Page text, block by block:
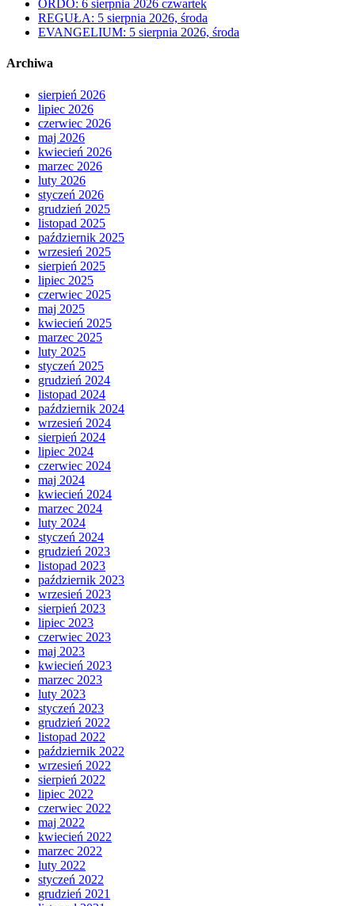
ORDO: 6 sierpnia 2026 czwartek
REGUŁA: 5 sierpnia 2026, środa
EVANGELIUM: 5 sierpnia 2026, środa
Archiwa
sierpień 2026
lipiec 2026
czerwiec 2026
maj 2026
kwiecień 2026
marzec 2026
luty 2026
styczeń 2026
grudzień 2025
listopad 2025
październik 2025
wrzesień 2025
sierpień 2025
lipiec 2025
czerwiec 2025
maj 2025
kwiecień 2025
marzec 2025
luty 2025
styczeń 2025
grudzień 2024
listopad 2024
październik 2024
wrzesień 2024
sierpień 2024
lipiec 2024
czerwiec 2024
maj 2024
kwiecień 2024
marzec 2024
luty 2024
styczeń 2024
grudzień 2023
listopad 2023
październik 2023
wrzesień 2023
sierpień 2023
lipiec 2023
czerwiec 2023
maj 2023
kwiecień 2023
marzec 2023
luty 2023
styczeń 2023
grudzień 2022
listopad 2022
październik 2022
wrzesień 2022
sierpień 2022
lipiec 2022
czerwiec 2022
maj 2022
kwiecień 2022
marzec 2022
luty 2022
styczeń 2022
grudzień 2021